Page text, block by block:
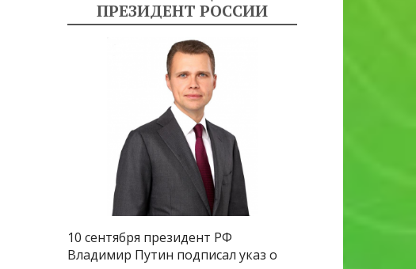
ПРЕЗИДЕНТ РОССИИ
10 сентября президент РФ
Владимир Путин подписал указ о